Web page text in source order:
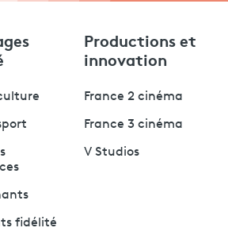
fidélité
Productions et
innovation
France 2 cinéma
France 3 cinéma
V Studios